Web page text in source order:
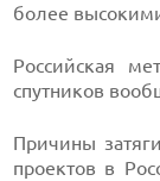
более
Российская
спутников
Причины
проектов в